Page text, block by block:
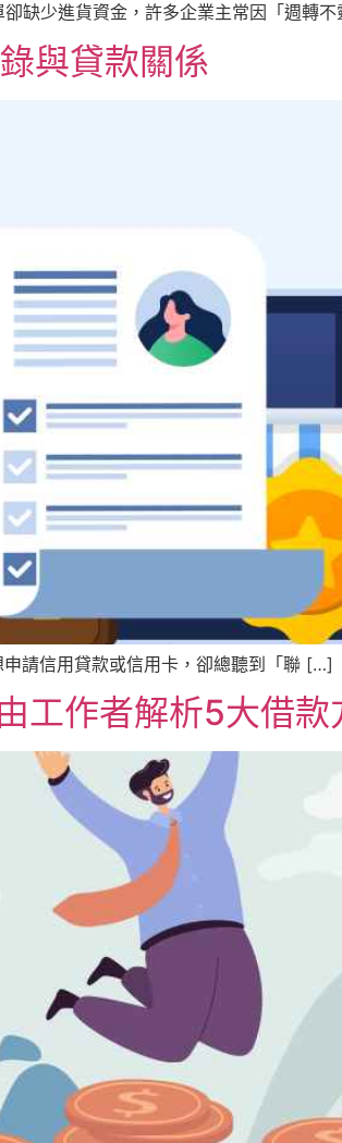
缺少進貨資金，許多企業主常因「週轉
與貸款關係
請信用貸款或信用卡，卻總聽到「聯 […]
工作者解析5大借款